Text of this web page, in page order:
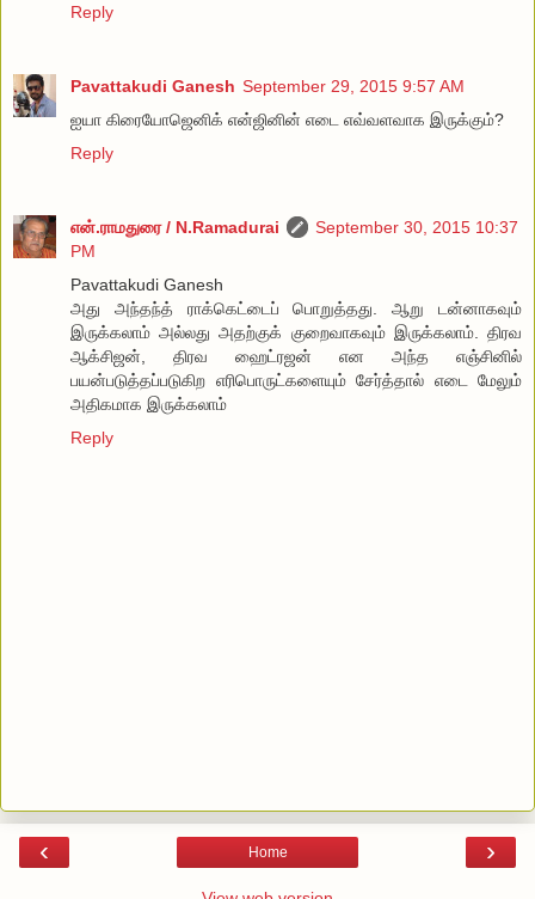
Reply
Pavattakudi Ganesh September 29, 2015 9:57 AM
ஐயா கிரையோஜெனிக் என்ஜினின் எடை எவ்வளவாக இருக்கும்?
Reply
என்.ராமதுரை / N.Ramadurai
September 30, 2015 10:37
PM
Pavattakudi Ganesh
அது அந்தந்த் ராக்கெட்டைப் பொறுத்தது. ஆறு டன்னாகவும்
இருக்கலாம் அல்லது அதற்குக் குறைவாகவும் இருக்கலாம். திரவ
ஆக்சிஜன், திரவ ஹைட்ரஜன் என அந்த எஞ்சினில்
பயன்படுத்தப்படுகிற எரிபொருட்களையும் சேர்த்தால் எடை மேலும்
அதிகமாக இருக்கலாம்
Reply
‹ ›
Home